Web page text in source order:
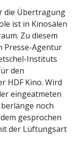
die Übertragung
ist in Kinosälen
Zu diesem
Presse-Agentur
Instituts
den
HDF Kino. Wird
eingeatmeten
noch
gesprochen
der Lüftungsart